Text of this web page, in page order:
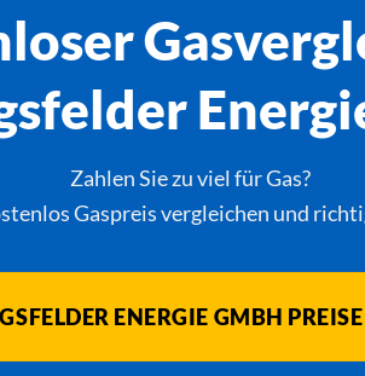
Zahlen Sie zu viel für Gas?
Gaspreis vergleichen und
ENERGIE GMBH